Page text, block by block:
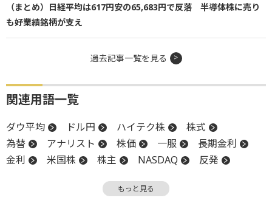
（まとめ）日経平均は617円安の65,683円で反落 半導体株に売り
も好業績銘柄が支え
過去記事一覧を見る
関連用語一覧
ダウ平均 ドル円 ハイテク株
株式
為替
アナリスト 株価 一服
長期金利
金利
米国株 株主 NASDAQ
反発
続落もっと見る